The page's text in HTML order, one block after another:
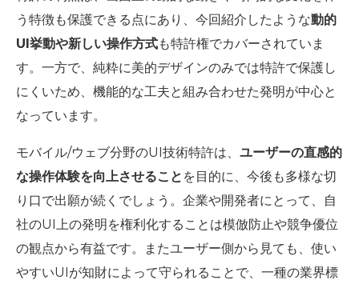
う特徴も保護できる点にあり、今回紹介したような動的
UI挙動や新しい操作方式も特許権でカバーされていま
す。一方で、純粋に美的デザインのみでは特許で保護し
にくいため、機能的な工夫と組み合わせた発明が中心と
なっています。
モバイル/ウェブ分野のUI技術特許は、 ユーザーの直感的
な操作体験を向上させること を目的に、今後も多様な切
り口で出願が続くでしょう。企業や開発者にとって、自
社のUI上の発明を権利化することは模倣防止や競争優位
の観点から有益です。またユーザー側から見ても、使い
やすいUIが知財によって守られることで、一種の業界標